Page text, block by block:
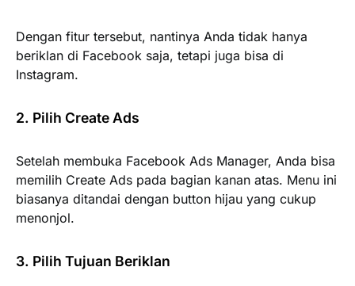
Dengan fitur tersebut, nantinya Anda tidak hanya
beriklan di Facebook saja, tetapi juga bisa di
Instagram.
2. Pilih Create Ads
Setelah membuka Facebook Ads Manager, Anda bisa
memilih Create Ads pada bagian kanan atas. Menu ini
biasanya ditandai dengan button hijau yang cukup
menonjol.
3. Pilih Tujuan Beriklan